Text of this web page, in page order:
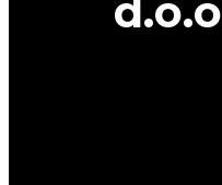
d.o.o